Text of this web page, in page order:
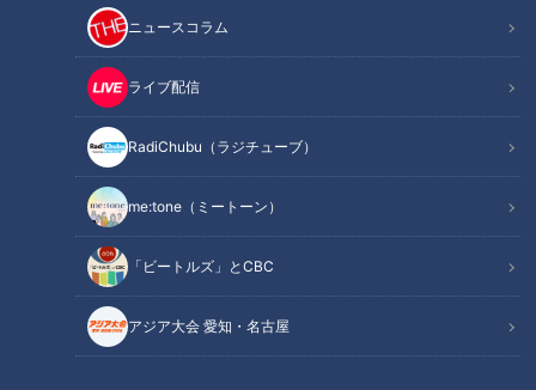
ニュースコラム
ライブ配信
RadiChubu（ラジチューブ）
me:tone（ミートーン）
「ビートルズ」とCBC
アジア大会 愛知・名古屋
「概念が覆される！」進化系ミルクレープは積み重なって
いない
「お互いが主役な感じ」卵でとじないカツ丼のご飯の秘密
オススメ関連コンテンツ
ことしは「テイクアウトに特化した」プラス誰か
に贈りたくなるスイーツ